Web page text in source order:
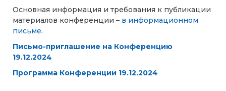
Основная информация и требования к публикации
материалов конференции – в информационном
письме.
Письмо-приглашение на Конференцию
19.12.2024
Программа Конференции 19.12.2024